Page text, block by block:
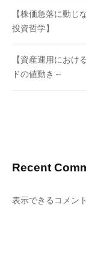
【株価急落に動じ
投資哲学】
【資産運用におけ
ドの値動き～
Recent
表示できるコメン